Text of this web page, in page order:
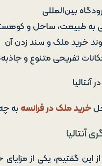
بین‌المللی
به طبیعت، ساحل و
خرید ملک و سند زدن آن
تفریحی متنوع و
خرید ملک در فرانسه به
آنتالیا
گفتیم، یکی از